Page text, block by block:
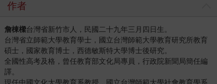
作者
詹棟樑台灣省新竹市人，民國二十九年三月四日生。
台灣省立師範大學教育學士，國立台灣師範大學教育研究所教育
碩士，國家教育博士，西德敏斯特大學博士後研究。
全國性高考及格，曾任教育部文化局專員，行政院新聞局簡任編
譯。
現任中國文化大學教育系教授，國立台灣師範大學社會教育學系